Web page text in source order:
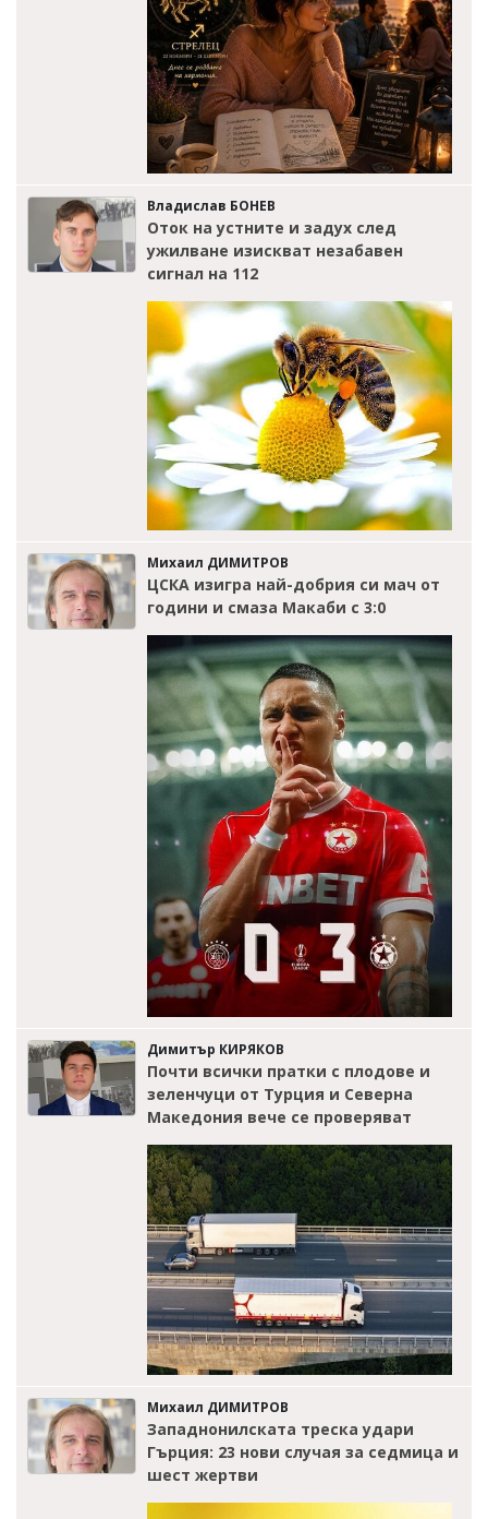
Владислав БОНЕВ
Оток на устните и задух след
ужилване изискват незабавен
сигнал на 112
Михаил ДИМИТРОВ
ЦСКА изигра най-добрия си мач от
години и смаза Макаби с 3:0
Димитър КИРЯКОВ
Почти всички пратки с плодове и
зеленчуци от Турция и Северна
Македония вече се проверяват
Михаил ДИМИТРОВ
Западнонилската треска удари
Гърция: 23 нови случая за седмица и
шест жертви